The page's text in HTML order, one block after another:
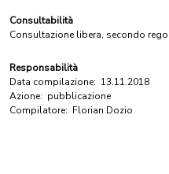
Consultabilità
Consultazione libera, secondo
Responsabilità
Data compilazione: 13.11.2018
Azione: pubblicazione
Compilatore: Florian Dozio